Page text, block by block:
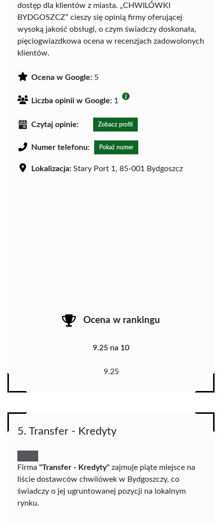
dostęp dla klientów z miasta. „CHWILÓWKI
BYDGOSZCZ” cieszy się opinią firmy oferującej
wysoką jakość obsługi, o czym świadczy doskonała,
pięciogwiazdkowa ocena w recenzjach zadowolonych
klientów.
Ocena w Google: 5
Liczba opinii w Google: 1
Czytaj opinie: Zobacz profil
Numer telefonu: Pokaż numer
Lokalizacja: Stary Port 1, 85-001 Bydgoszcz
Ocena w rankingu
9.25 na 10
9.25
5. Transfer - Kredyty
Firma "Transfer - Kredyty" zajmuje piąte miejsce na
liście dostawców chwilówek w Bydgoszczy, co
świadczy o jej ugruntowanej pozycji na lokalnym
rynku.